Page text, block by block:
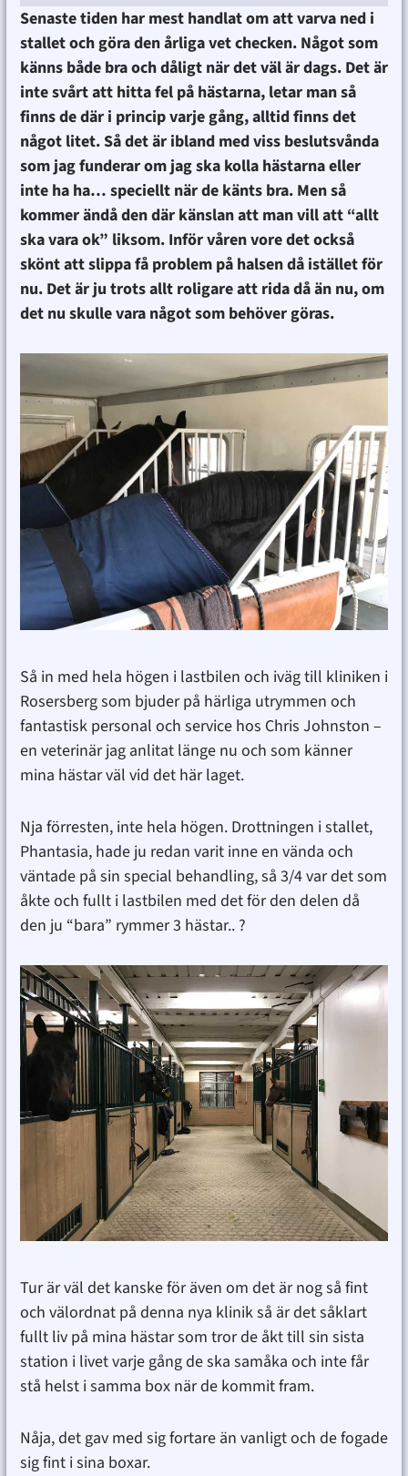
Senaste tiden har mest handlat om att varva ned i
stallet och göra den årliga vet checken. Något som
känns både bra och dåligt när det väl är dags. Det är
inte svårt att hitta fel på hästarna, letar man så
finns de där i princip varje gång, alltid finns det
något litet. Så det är ibland med viss beslutsvånda
som jag funderar om jag ska kolla hästarna eller
inte ha ha… speciellt när de känts bra. Men så
kommer ändå den där känslan att man vill att “allt
ska vara ok” liksom. Inför våren vore det också
skönt att slippa få problem på halsen då istället för
nu. Det är ju trots allt roligare att rida då än nu, om
det nu skulle vara något som behöver göras.
Så in med hela högen i lastbilen och iväg till kliniken i
Rosersberg som bjuder på härliga utrymmen och
fantastisk personal och service hos Chris Johnston –
en veterinär jag anlitat länge nu och som känner
mina hästar väl vid det här laget.
Nja förresten, inte hela högen. Drottningen i stallet,
Phantasia, hade ju redan varit inne en vända och
väntade på sin special behandling, så 3/4 var det som
åkte och fullt i lastbilen med det för den delen då
den ju “bara” rymmer 3 hästar.. ?
Tur är väl det kanske för även om det är nog så fint
och välordnat på denna nya klinik så är det såklart
fullt liv på mina hästar som tror de åkt till sin sista
station i livet varje gång de ska samåka och inte får
stå helst i samma box när de kommit fram.
Nåja, det gav med sig fortare än vanligt och de fogade
sig fint i sina boxar.